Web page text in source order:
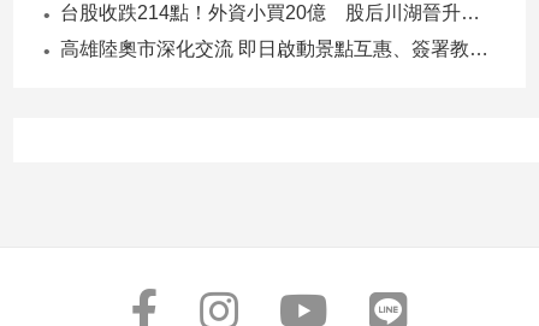
食
台股收跌214點！外資小買20億 股后川湖晉升萬金股
高雄陸奧市深化交流 即日啟動景點互惠、簽署教育合作MOU